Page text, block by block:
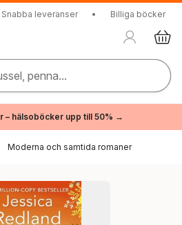
Snabba leveranser • Billiga böcker
penna...
– hälsoböcker upp till 50% →
Moderna och samtida romaner